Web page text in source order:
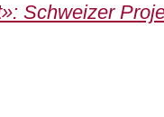
Schweizer